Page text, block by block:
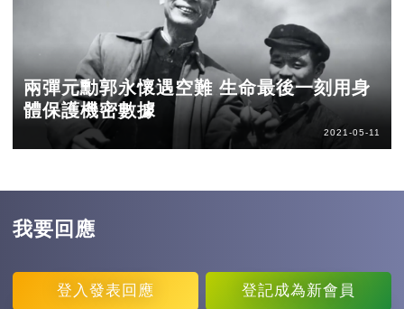
兩彈元勳郭永懷遇空難 生命最後一刻用身
體保護機密數據
2021-05-11
我要回應
登入 發表回應 登記成為新會員